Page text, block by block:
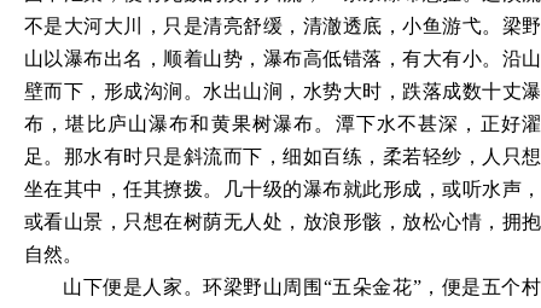
不是大河大川，只是清亮舒缓，清澈透底，小鱼游弋。梁野
山以瀑布出名，顺着山势，瀑布高低错落，有大有小。沿山
壁而下，形成沟涧。水出山涧，水势大时，跌落成数十丈瀑
布，堪比庐山瀑布和黄果树瀑布。潭下水不甚深，正好濯
足。那水有时只是斜流而下，细如百练，柔若轻纱，人只想
坐在其中，任其撩拨。几十级的瀑布就此形成，或听水声，
或看山景，只想在树荫无人处，放浪形骸，放松心情，拥抱
自然。
山下便是人家。环梁野山周围 “五朵金花”，便是五个村